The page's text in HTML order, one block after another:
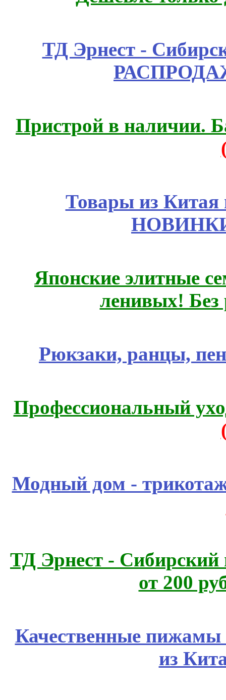
ТД Эрнест -
Пристрой в наличии.
Товары из Китая
Японские элитные
ленивых!
Рюкзаки, ранцы,
Профессиональный
Модный дом -
ТД Эрнест - Сибирский
от 200
Качественные пижамы
из